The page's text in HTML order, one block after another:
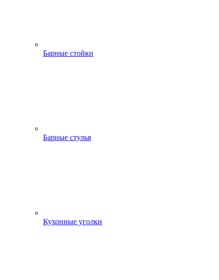
Барные стойки
Барные стулья
Кухонные уголки